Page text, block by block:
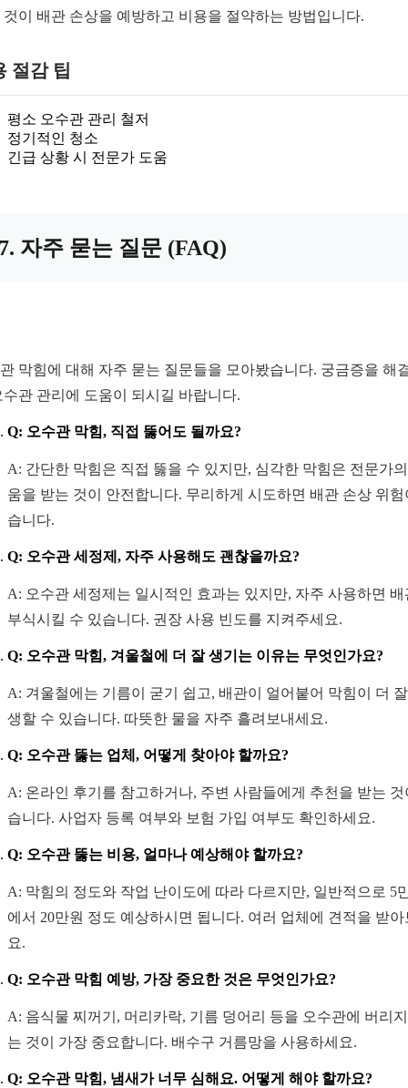
것이 배관 손상을 예방하고 비용을 절약하는 방법입니다.
절감 팁
평소 오수관 관리 철저
정기적인 청소
긴급 상황 시 전문가 도움
자주 묻는 질문 (FAQ)
막힘에 대해 자주 묻는 질문들을 모아봤습니다. 궁금증을 해
수관 관리에 도움이 되시길 바랍니다.
Q: 오수관 막힘, 직접 뚫어도 될까요?
A: 간단한 막힘은 직접 뚫을 수 있지만, 심각한 막힘은 전문가
움을 받는 것이 안전합니다. 무리하게 시도하면 배관 손상 위험
습니다.
Q: 오수관 세정제, 자주 사용해도 괜찮을까요?
A: 오수관 세정제는 일시적인 효과는 있지만, 자주 사용하면 배
부식시킬 수 있습니다. 권장 사용 빈도를 지켜주세요.
Q: 오수관 막힘, 겨울철에 더 잘 생기는 이유는 무엇인가요?
A: 겨울철에는 기름이 굳기 쉽고, 배관이 얼어붙어 막힘이 더
생할 수 있습니다. 따뜻한 물을 자주 흘려보내세요.
Q: 오수관 뚫는 업체, 어떻게 찾아야 할까요?
A: 온라인 후기를 참고하거나, 주변 사람들에게 추천을 받는 것
습니다. 사업자 등록 여부와 보험 가입 여부도 확인하세요.
Q: 오수관 뚫는 비용, 얼마나 예상해야 할까요?
A: 막힘의 정도와 작업 난이도에 따라 다르지만, 일반적으로 5
에서 20만원 정도 예상하시면 됩니다. 여러 업체에 견적을 받아
요.
Q: 오수관 막힘 예방, 가장 중요한 것은 무엇인가요?
A: 음식물 찌꺼기, 머리카락, 기름 덩어리 등을 오수관에 버리
는 것이 가장 중요합니다. 배수구 거름망을 사용하세요.
Q: 오수관 막힘, 냄새가 너무 심해요. 어떻게 해야 할까요?